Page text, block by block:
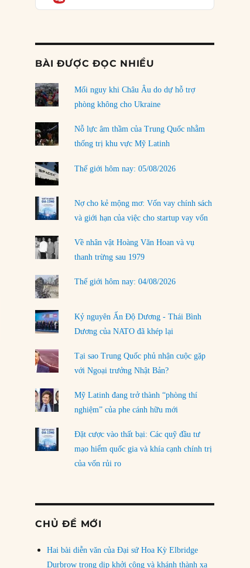
rủi ro
01/08/2026
31/07/2026
phải chịu đựng?
30/07/2026
Tập tìm cách chôn vùi bê bối chấn động vòng
tròn thân cận của mình
LOAD MORE
BÀI ĐƯỢC ĐỌC NHIỀU
Mối nguy khi Châu Âu do dự hỗ trợ
phòng không cho Ukraine
Nỗ lực âm thầm của Trung Quốc nhằm
thống trị khu vực Mỹ Latinh
Thế giới hôm nay: 05/08/2026
Nợ cho kẻ mộng mơ: Vốn vay chính sách
và giới hạn của việc cho startup vay vốn
Về nhân vật Hoàng Văn Hoan và vụ
thanh trừng sau 1979
Thế giới hôm nay: 04/08/2026
Kỷ nguyên Ấn Độ Dương - Thái Bình
Dương của NATO đã khép lại
Tại sao Trung Quốc phủ nhận cuộc gặp
với Ngoại trưởng Nhật Bản?
Mỹ Latinh đang trở thành “phòng thí
nghiệm” của phe cánh hữu mới
Đặt cược vào thất bại: Các quỹ đầu tư
mạo hiểm quốc gia và khía cạnh chính trị
của vốn rủi ro
CHỦ ĐỀ MỚI
Hai bài diễn văn của Đại sứ Hoa Kỳ Elbridge
Durbrow trong dịp khởi công và khánh thành xa